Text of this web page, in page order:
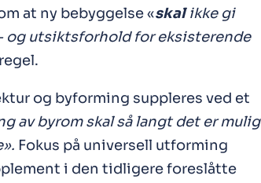
at ny bebyggelse «skalikke gi
og utsiktsforhold for eksisterende
og byforming suppleres ved et
av byrom skal så langt det er mulig
Fokus på universell utforming
i den tidligere foreslåtte